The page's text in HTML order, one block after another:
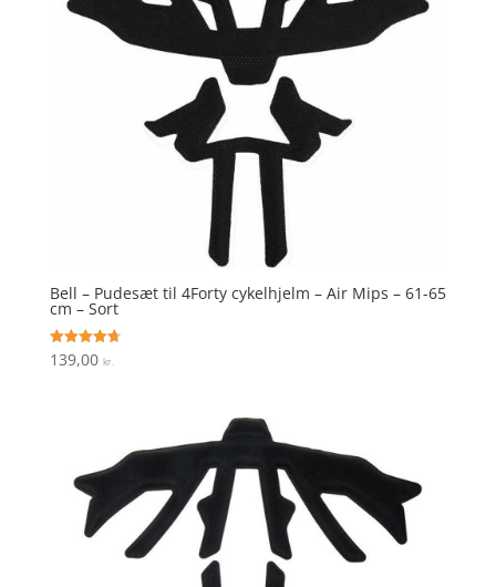
Bell – Pudesæt til 4Forty cykelhjelm – Air Mips – 61-65
cm – Sort
Vurderet
4.7
139,00 kr.